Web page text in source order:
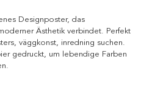
Designposter, das
Ästhetik verbindet. Perfekt
väggkonst, inredning suchen.
gedruckt, um lebendige Farben